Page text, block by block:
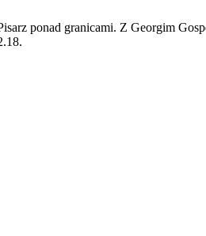
ponad granicami. Z Georgim